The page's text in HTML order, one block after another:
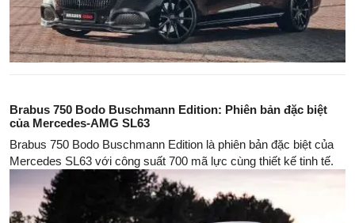
Brabus 750 Bodo Buschmann Edition: Phiên bản đặc biệt
của Mercedes-AMG SL63
Brabus 750 Bodo Buschmann Edition là phiên bản đặc biệt của
Mercedes SL63 với công suất 700 mã lực cùng thiết kế tinh tế.